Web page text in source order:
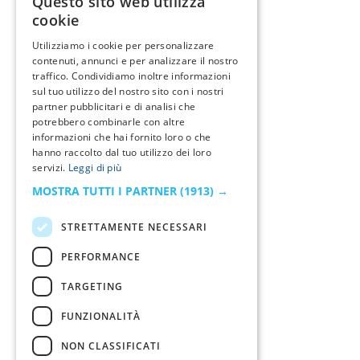
cookie
Utilizziamo i cookie per personalizzare
contenuti, annunci e per analizzare il nostro
traffico. Condividiamo inoltre informazioni
sul tuo utilizzo del nostro sito con i nostri
partner pubblicitari e di analisi che
potrebbero combinarle con altre
informazioni che hai fornito loro o che
hanno raccolto dal tuo utilizzo dei loro
servizi. Leggi di più
MOSTRA TUTTI I PARTNER (1913) →
STRETTAMENTE NECESSARI
PERFORMANCE
TARGETING
FUNZIONALITÀ
NON CLASSIFICATI